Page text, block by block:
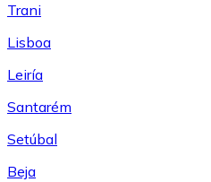
Trani
Lisboa
Leiría
Santarém
Setúbal
Beja